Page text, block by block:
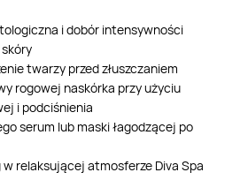
i dobór intensywności
twarzy przed złuszczaniem
rogowej naskórka przy użyciu
i podciśnienia
serum lub maski łagodzącej po
relaksującej atmosferze Diva Spa